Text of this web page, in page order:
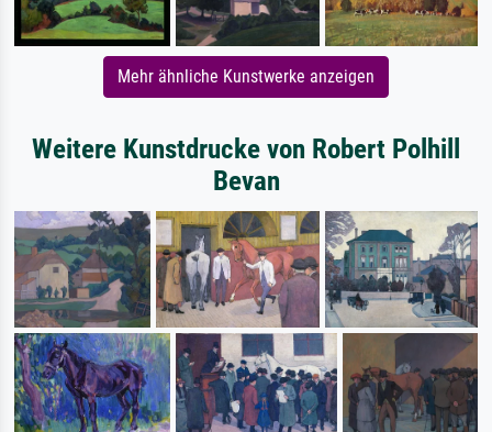
Mehr ähnliche Kunstwerke anzeigen
Weitere Kunstdrucke von Robert Polhill
Bevan